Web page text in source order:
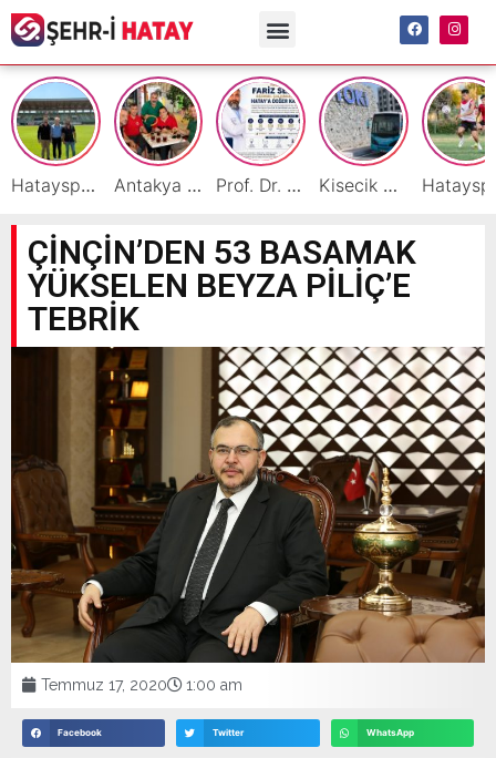
Hatayspor İç Saha Maçlarını Reyhanlı’da Oynamaya Hazırlanıyor Antakya Simidi Türkiye’nin Lezzet Zirvesinde Prof. Dr. Fariz Selimli, Uluslararası Başarılarıyla Hatay’a Değer Katıyor Kisecik TOKİ’lere Toplu Ulaşım Hizmeti Başladı
ÇİNÇİN’DEN 53 BASAMAK
YÜKSELEN BEYZA PİLİÇ’E
TEBRİK
Temmuz 17, 2020 1:00 am
Facebook Twitter WhatsApp